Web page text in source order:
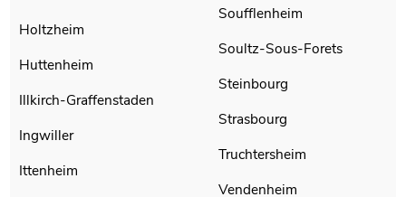
Holtzheim
Huttenheim
Illkirch-Graffenstaden
Ingwiller
Ittenheim
Soufflenheim
Soultz-Sous-Forets
Steinbourg
Strasbourg
Truchtersheim
Vendenheim